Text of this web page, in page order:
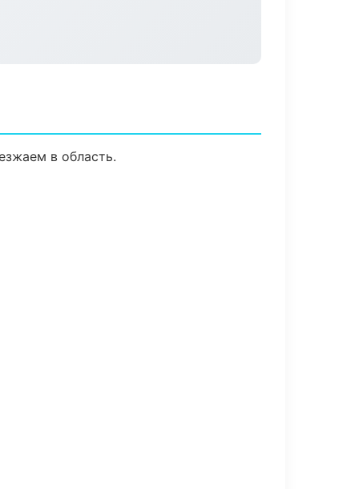
в область.